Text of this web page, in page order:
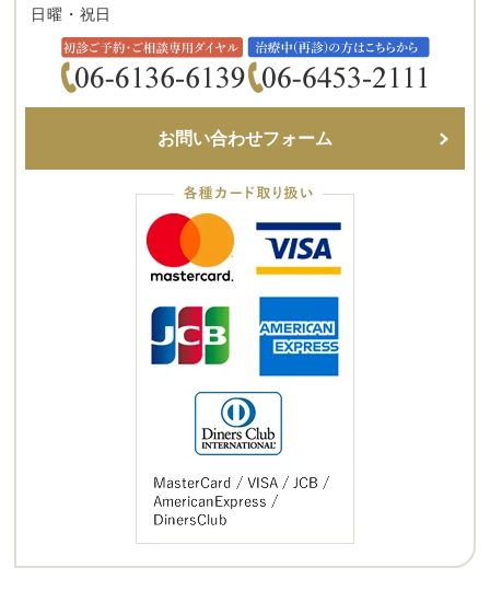
日曜・祝日
お問い合わせフォーム